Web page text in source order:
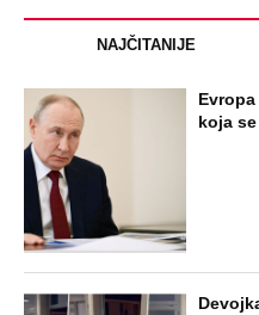
NAJČITANIJE
koja